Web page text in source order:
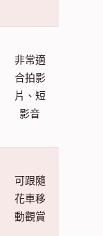
非常適
合拍影
片、短
影音
可跟隨
花車移
動觀賞